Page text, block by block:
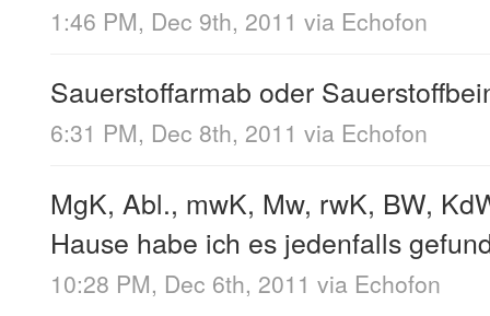
1:46 PM, Dec 9th, 2011 via Echofon
Sauerstoffarmab oder
6:31 PM, Dec 8th, 2011 via Echofon
MgK, Abl., mwK, Mw, rwK, BW,
Hause habe ich es jedenfalls
10:28 PM, Dec 6th, 2011 via Echofon